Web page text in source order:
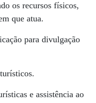
os recursos físicos,
que atua.
para divulgação
e assistência ao